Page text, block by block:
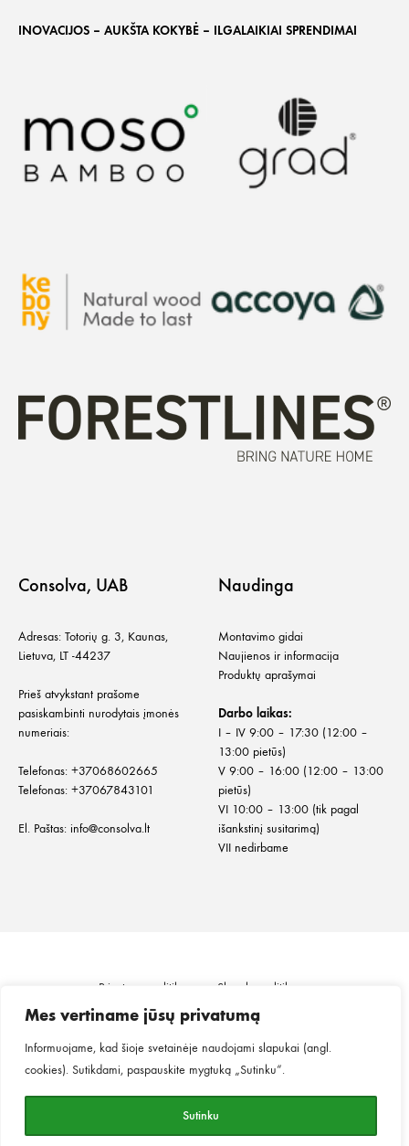
Mes vertiname jūsų privatumą
Informuojame, kad šioje svetainėje naudojami slapukai (angl.
cookies). Sutikdami, paspauskite mygtuką „Sutinku“.
Sutinku
INOVACIJOS – AUKŠTA KOKYBĖ – ILGALAIKIAI SPRENDIMAI
Consolva, UAB
Adresas: Totorių g. 3, Kaunas,
Lietuva, LT -44237
Prieš atvykstant prašome
pasiskambinti nurodytais įmonės
numeriais:
Telefonas: +37068602665
Telefonas: +37067843101
El. Paštas: info@consolva.lt
Naudinga
Montavimo gidai
Naujienos ir informacija
Produktų aprašymai
Darbo laikas:
I – IV 9:00 – 17:30 (12:00 –
13:00 pietūs)
V 9:00 – 16:00 (12:00 – 13:00
pietūs)
VI 10:00 – 13:00 (tik pagal
išankstinį susitarimą)
VII nedirbame
Privatumo politika
Slapukų politika
Informacija klientui
Prekių grąžinimas ir keitimas
Pirkimo taisyklės